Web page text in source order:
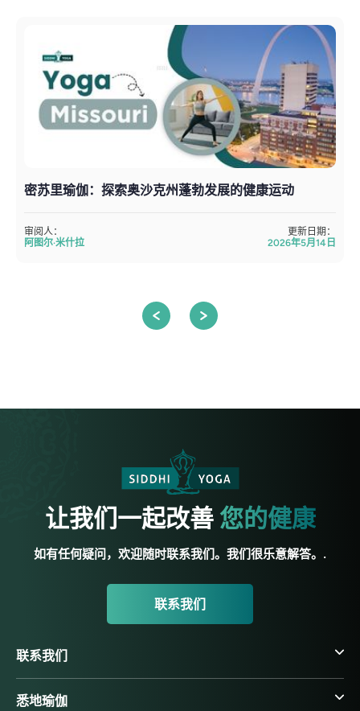
密苏里瑜伽：探索奥沙克州蓬勃发展的健康运动
审阅人：
阿图尔·米什拉
更新日期：
2026年5月14日
让我们一起改善 您的健康
如有任何疑问，欢迎随时联系我们。我们很乐意解答。.
联系我们
联系我们
悉地瑜伽